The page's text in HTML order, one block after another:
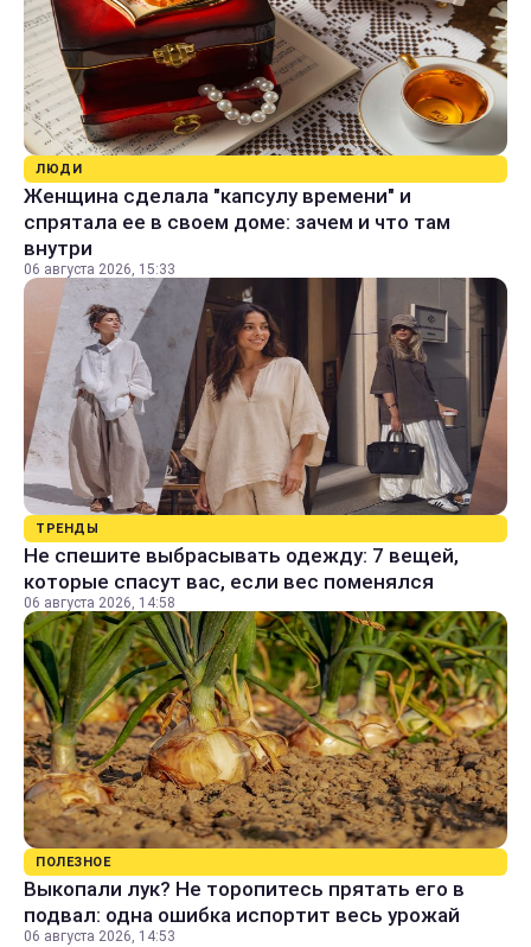
ЛЮДИ
Женщина сделала "капсулу времени" и
спрятала ее в своем доме: зачем и что там
внутри
06 августа 2026, 15:33
ТРЕНДЫ
Не спешите выбрасывать одежду: 7 вещей,
которые спасут вас, если вес поменялся
06 августа 2026, 14:58
ПОЛЕЗНОЕ
Выкопали лук? Не торопитесь прятать его в
подвал: одна ошибка испортит весь урожай
06 августа 2026, 14:53